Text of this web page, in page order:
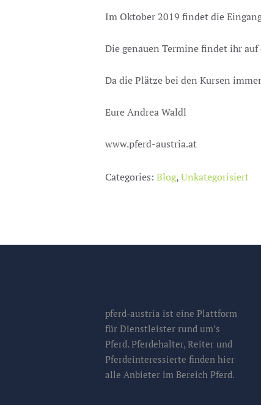
Im Oktober 2019 findet die
Die genauen Termine findet ihr auf
Da die Plätze bei den Kursen
Eure Andrea Waldl
www.pferd-austria.at
Categories: Blog,Unkategorisiert
pferd-austria ist eine Plattform
für Dienstleister rund um’s
Pferd. Pferdehalter, Reiter und
Pferdeinteressierte finden hier
alle Anbieter im Bereich Pferd.